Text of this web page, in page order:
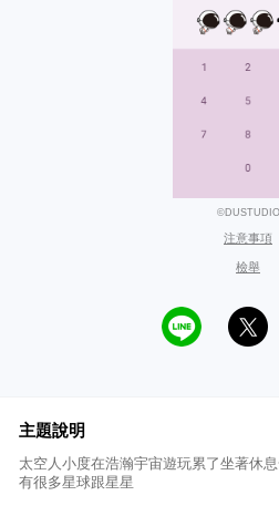
©DUSTUDIO
注意事項
檢舉
主題說明
太空人小度在浩瀚宇宙遊玩累了坐著休
有很多星球跟星星